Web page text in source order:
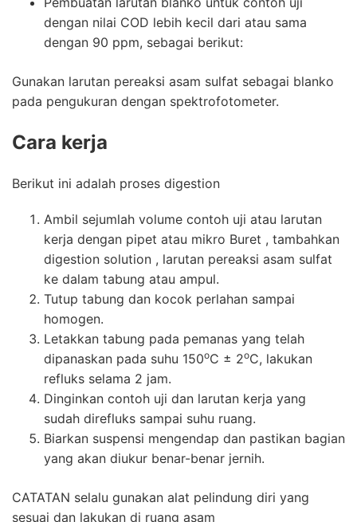
dengan nilai COD lebih kecil dari atau sama
dengan 90 ppm, sebagai berikut:
Gunakan larutan pereaksi asam sulfat sebagai blanko
pada pengukuran dengan spektrofotometer.
Cara kerja
Berikut ini adalah proses digestion
Ambil sejumlah volume contoh uji atau larutan
kerja dengan pipet atau mikro Buret , tambahkan
digestion solution , larutan pereaksi asam sulfat
ke dalam tabung atau ampul.
Tutup tabung dan kocok perlahan sampai
homogen.
Letakkan tabung pada pemanas yang telah
dipanaskan pada suhu 150oC ± 2oC, lakukan
refluks selama 2 jam.
Dinginkan contoh uji dan larutan kerja yang
sudah direfluks sampai suhu ruang.
Biarkan suspensi mengendap dan pastikan bagian
yang akan diukur benar-benar jernih.
CATATAN selalu gunakan alat pelindung diri yang
sesuai dan lakukan di ruang asam